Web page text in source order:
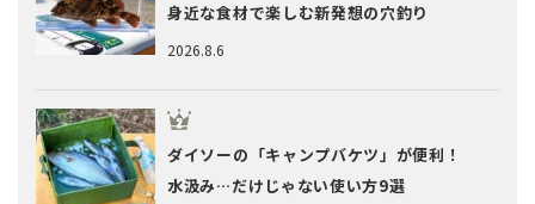
2026.8.6
身近な食材で楽しむ新発想の穴釣り
ダイソーの「キャンプバケツ」が便利！
水汲み…だけじゃない使い方9選